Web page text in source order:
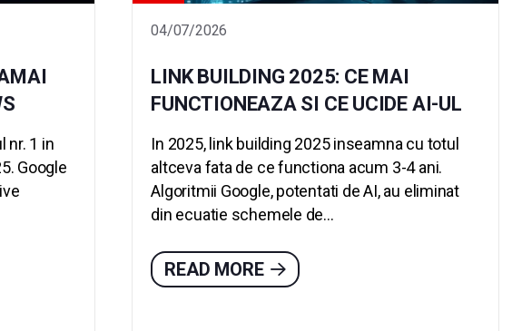
nr. 1 in
Google
04/07/2026
LINK BUILDING 2025: CE MAI
FUNCTIONEAZA SI CE UCIDE AI-UL
In 2025, link building 2025 inseamna cu totul
altceva fata de ce functiona acum 3-4 ani.
Algoritmii Google, potentati de AI, au eliminat
din ecuatie schemele de...
READ MORE